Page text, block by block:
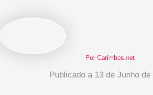
Por Carimbos.net
Publicado a 13 de Junho de